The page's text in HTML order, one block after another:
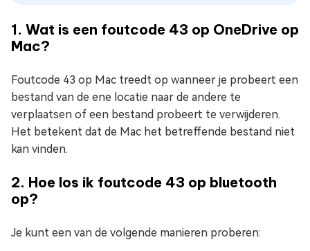
1. Wat is een foutcode 43 op OneDrive op
Mac?
Foutcode 43 op Mac treedt op wanneer je probeert een
bestand van de ene locatie naar de andere te
verplaatsen of een bestand probeert te verwijderen.
Het betekent dat de Mac het betreffende bestand niet
kan vinden.
2. Hoe los ik foutcode 43 op bluetooth
op?
Je kunt een van de volgende manieren proberen: